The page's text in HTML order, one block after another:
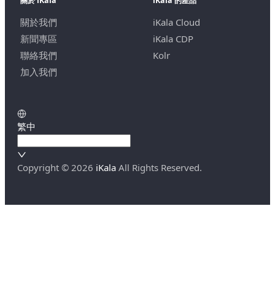
關於我們
新聞專區
聯絡我們
加入我們
iKala Cloud
iKala CDP
Kolr
繁中
Copyright © 2026 iKala All Rights Reserved.